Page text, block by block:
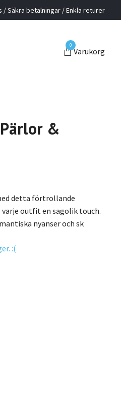
/ Säkra betalningar / Enkla returer
0
Varukorg
&
detta förtrollande
outfit en sagolik touch.
nyanser och sk
:(